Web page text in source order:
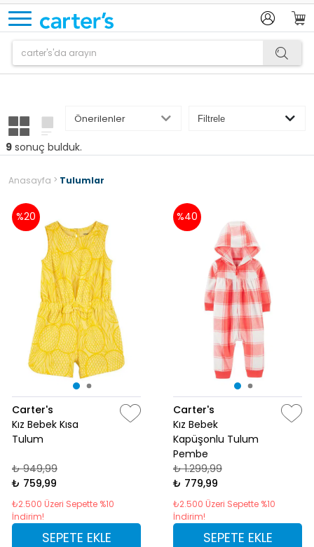
Anasayfa > Tulumlar
9 sonuç bulduk.
%20
Carter's
Kız Bebek Kısa
Tulum
₺ 949,99
₺ 759,99
₺2.500 Üzeri Sepette %10
İndirim!
SEPETE EKLE
%40
Carter's
Kız Bebek
Kapüşonlu Tulum
Pembe
₺ 1.299,99
₺ 779,99
₺2.500 Üzeri Sepette %10
İndirim!
SEPETE EKLE
Ürün sepetinize eklenmiştir.